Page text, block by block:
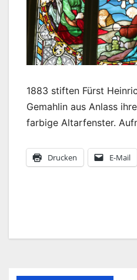
1883 stiften Fürst
Gemahlin aus Anlass
farbige Altarfenster.
Drucken E-Mail